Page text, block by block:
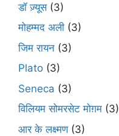
डॉ ज़्यूस(3)
मोहम्मद अली (3)
जिम रायन (3)
Plato (3)
Seneca (3)
विलियम सोमरसेट मोग़म (3)
आर के लक्ष्मण(3)